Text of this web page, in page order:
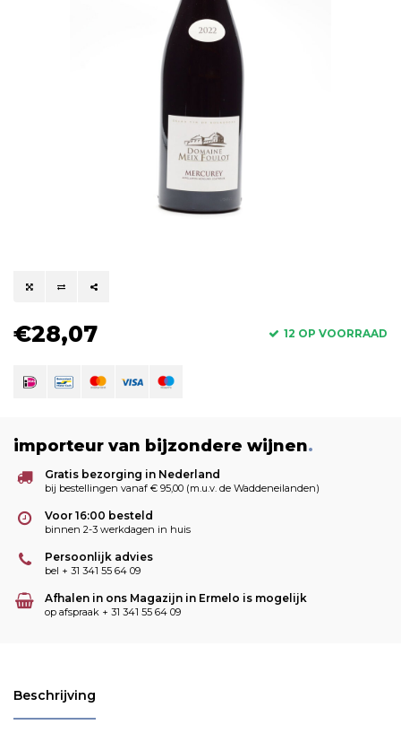
€28,07 12 OP VOORRAAD
importeur van bijzondere wijnen.
Gratis bezorging in Nederland
bij bestellingen vanaf € 95,00 (m.u.v. de Waddeneilanden)
Voor 16:00 besteld
binnen 2-3 werkdagen in huis
Persoonlijk advies
bel + 31 341 55 64 09
Afhalen in ons Magazijn in Ermelo is mogelijk
op afspraak + 31 341 55 64 09
Beschrijving